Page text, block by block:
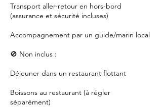
Transport aller-retour en hors-bord
(assurance et sécurité incluses)
Accompagnement par un guide/marin local
🚫 Non inclus :
Déjeuner dans un restaurant flottant
Boissons au restaurant (à régler
séparément)